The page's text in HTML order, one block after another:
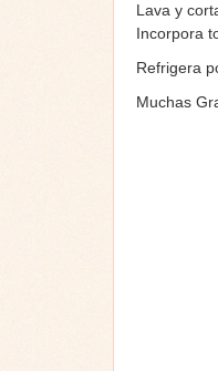
Lava y
Incorpora
Refrigera
Muchas